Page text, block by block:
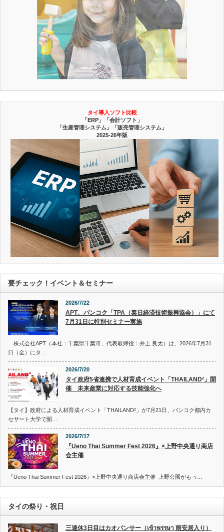
タイ導入ソフト比較
「ERP」「会計ソフト」
「生産管理システム」「販売管理システム」
2025-26年版
要チェック！イベント＆セミナー
2026/7/22
APT、バンコク「TPA（泰日経済技術振興協会）」にて
7月31日に特別セミナー実施
株式会社APT（本社：千葉県千葉市、代表取締役：井上 良太）は、2026年7月31
日（金）にタ…
2026/7/20
タイ政府5省連携で人材育成イベント「THAILAND²」開
催 未来産業に対応する技能強化へ
【タイ】政府による人材育成イベント「THAILAND²」が7月21日、バンコク都内カ
セサート大学で開…
2026/7/17
『Ueno Thai Summer Fest 2026』×上野中央通り商店
会主催
『Ueno Thai Summer Fest 2026』×上野中央通り商店会主催 上野公園がもっ…
タイの祭り・祝日
三連休3日目はカオパンサー（เข้าพรรษา 雨安居入り）